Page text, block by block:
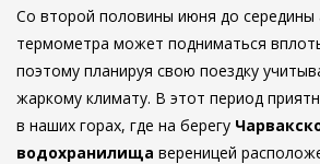
Со второй половины июня до середины
термометра может подниматься
поэтому планируя свою поездку
жаркому климату. В этот период
в наших горах, где на берегу
водохранилища вереницей